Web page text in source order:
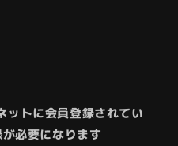
ットに会員登録されてい
必要になります